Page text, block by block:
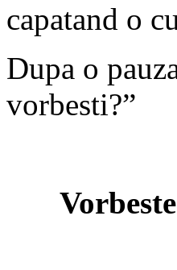
capatand o
Dupa o
vorbesti?”